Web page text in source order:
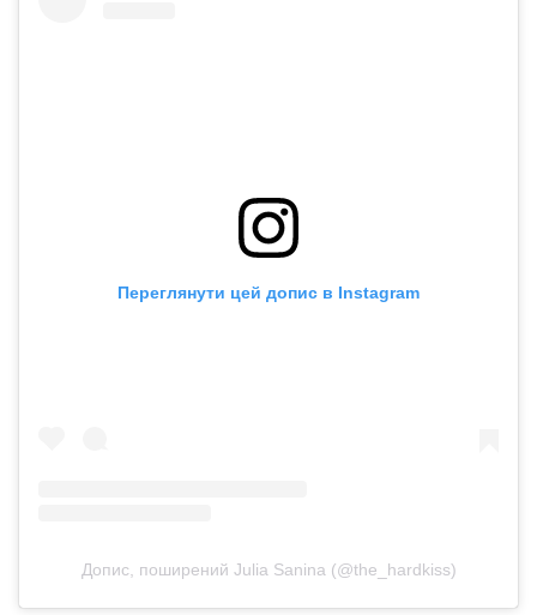
Переглянути цей допис в Instagram
Допис, поширений Julia Sanina (@the_hardkiss)